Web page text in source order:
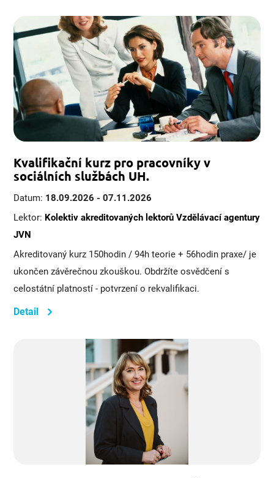
Kvalifikační kurz pro pracovníky v
sociálních službách UH.
Datum: 18.09.2026 - 07.11.2026
Lektor: Kolektiv akreditovaných lektorů Vzdělávací agentury
JVN
Akreditovaný kurz 150hodin / 94h teorie + 56hodin praxe/ je
ukončen závěrečnou zkouškou. Obdržíte osvědčení s
celostátní platností - potvrzení o rekvalifikaci.
Detail